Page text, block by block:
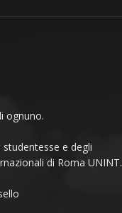
ognuno.
e degli
di Roma UNINT.